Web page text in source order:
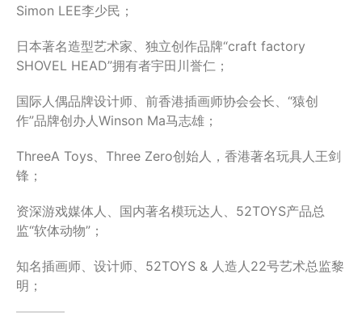
Simon LEE李少民；
日本著名造型艺术家、独立创作品牌“craft factory
SHOVEL HEAD”拥有者宇田川誉仁；
国际人偶品牌设计师、前香港插画师协会会长、“猿创
作”品牌创办人Winson Ma马志雄；
ThreeA Toys、Three Zero创始人，香港著名玩具人王剑
锋；
资深游戏媒体人、国内著名模玩达人、52TOYS产品总
监“软体动物”；
知名插画师、设计师、52TOYS & 人造人22号艺术总监黎
明；